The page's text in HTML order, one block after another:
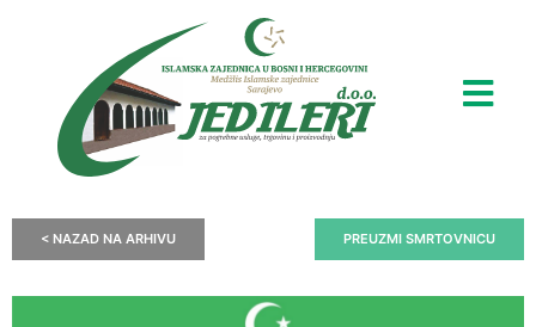
< NAZAD NA ARHIVU PREUZMI SMRTOVNICU